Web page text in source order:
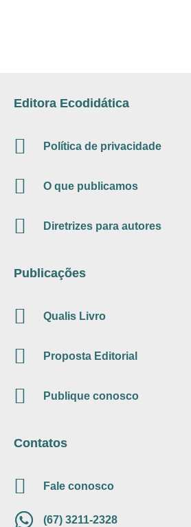
Editora Ecodidática
Política de privacidade
O que publicamos
Diretrizes para autores
Publicações
Qualis Livro
Proposta Editorial
Publique conosco
Contatos
Fale conosco
(67) 3211-2328